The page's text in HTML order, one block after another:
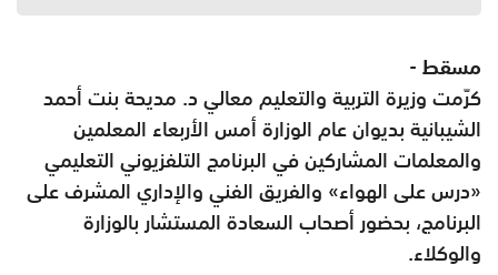
مسقط -
كرّمت وزيرة التربية والتعليم معالي د. مديحة بنت أحمد
الشيبانية بديوان عام الوزارة أمس الأربعاء المعلمين
والمعلمات المشاركين في البرنامج التلفزيوني التعليمي
«درس على الهواء» والفريق الفني والإداري المشرف على
البرنامج، بحضور أصحاب السعادة المستشار بالوزارة
والوكلاء.